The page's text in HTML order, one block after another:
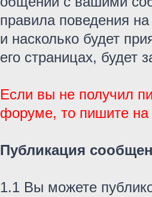
правила поведения
и насколько будет
его страницах, будет
Если вы не получил
форуме, то пишите
Публикация
1.1 Вы можете